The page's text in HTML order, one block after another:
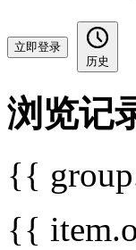
立即登录
历史
浏览记
{{
{{